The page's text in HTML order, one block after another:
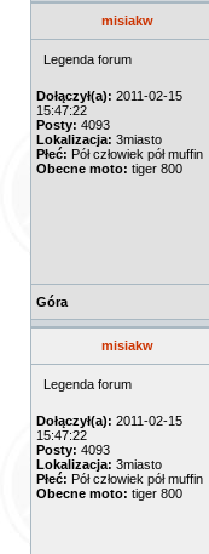
misiakw
Legenda forum
Dołączył(a): 2011-02-15
15:47:22
Posty: 4093
Lokalizacja: 3miasto
Płeć: Pół człowiek pół muffin
Obecne moto: tiger 800
Góra
misiakw
Legenda forum
Dołączył(a): 2011-02-15
15:47:22
Posty: 4093
Lokalizacja: 3miasto
Płeć: Pół człowiek pół muffin
Obecne moto: tiger 800